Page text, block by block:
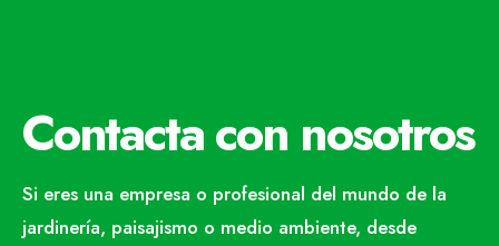
Contacta con nosotros
Si eres una empresa o profesional del mundo de la
jardinería, paisajismo o medio ambiente, desde